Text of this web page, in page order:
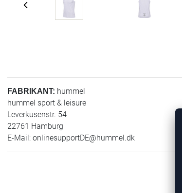
FABRIKANT: hummel
hummel sport & leisure
Leverkusenstr. 54
22761 Hamburg
E-Mail: onlinesupportDE@hummel.dk